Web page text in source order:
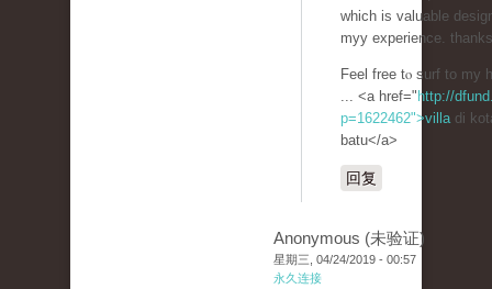
which is valuablе
myy experience.
Feel free tⲟ surf to my
... <a href=" http://
p=1622462">villadi
batu</a>
回复
Anonymous (未验证)
星期三, 04/24/2019 - 00:57
永久连接